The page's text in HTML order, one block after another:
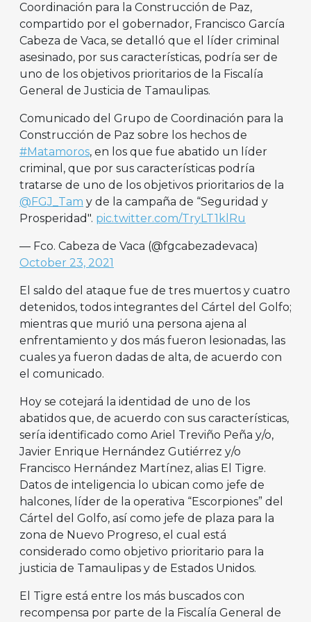
Coordinación para la Construcción de Paz,
compartido por el gobernador, Francisco García
Cabeza de Vaca, se detalló que el líder criminal
asesinado, por sus características, podría ser de
uno de los objetivos prioritarios de la Fiscalía
General de Justicia de Tamaulipas.
Comunicado del Grupo de Coordinación para la
Construcción de Paz sobre los hechos de
#Matamoros, en los que fue abatido un líder
criminal, que por sus características podría
tratarse de uno de los objetivos prioritarios de la
@FGJ_Tam y de la campaña de “Seguridad y
Prosperidad". pic.twitter.com/TryLT1klRu
— Fco. Cabeza de Vaca (@fgcabezadevaca)
October 23, 2021
El saldo del ataque fue de tres muertos y cuatro
detenidos, todos integrantes del Cártel del Golfo;
mientras que murió una persona ajena al
enfrentamiento y dos más fueron lesionadas, las
cuales ya fueron dadas de alta, de acuerdo con
el comunicado.
Hoy se cotejará la identidad de uno de los
abatidos que, de acuerdo con sus características,
sería identificado como Ariel Treviño Peña y/o,
Javier Enrique Hernández Gutiérrez y/o
Francisco Hernández Martínez, alias El Tigre.
Datos de inteligencia lo ubican como jefe de
halcones, líder de la operativa “Escorpiones” del
Cártel del Golfo, así como jefe de plaza para la
zona de Nuevo Progreso, el cual está
considerado como objetivo prioritario para la
justicia de Tamaulipas y de Estados Unidos.
El Tigre está entre los más buscados con
recompensa por parte de la Fiscalía General de